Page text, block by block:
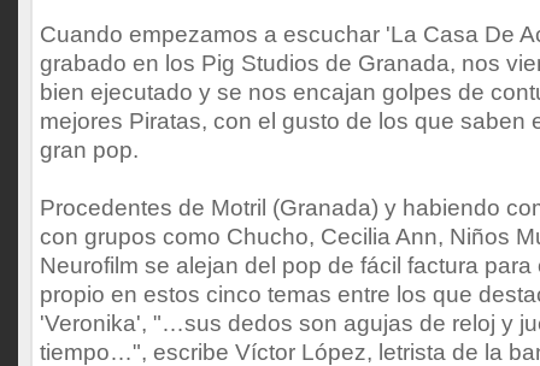
Cuando empezamos a escuchar 'La Casa De
grabado en los Pig Studios de Granada, nos
bien ejecutado y se nos encajan golpes de
mejores Piratas, con el gusto de los que saben
gran pop.
Procedentes de Motril (Granada) y habiendo
con grupos como Chucho, Cecilia Ann, Niños
Neurofilm se alejan del pop de fácil factura
propio en estos cinco temas entre los que
'Veronika', "…sus dedos son agujas de reloj y
tiempo…", escribe Víctor López, letrista de la